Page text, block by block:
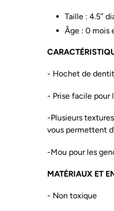
Taille : 4.5’’
Âge : 0 mois
- Hochet de
- Prise facile pour
-Plusieurs
vous permettent
-Mou pour les
MATÉRIAUX ET
- Non toxique